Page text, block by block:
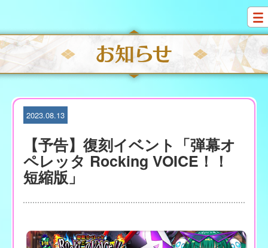
i
p
t
o
c
2023.08.13
【予告】復刻イベント「弾幕オ
ペレッタ Rocking VOICE！！
短縮版」